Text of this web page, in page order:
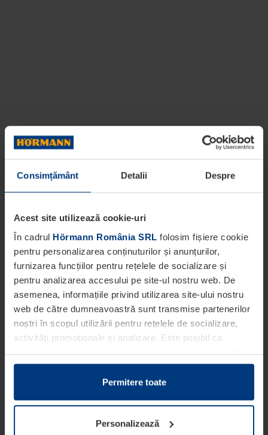
Consimțământ Detalii Despre
Acest site utilizează cookie-uri
În cadrul Hörmann România SRL folosim fișiere cookie
pentru personalizarea conținuturilor și anunțurilor,
furnizarea funcțiilor pentru rețelele de socializare și
pentru analizarea accesului pe site-ul nostru web. De
asemenea, informațiile privind utilizarea site-ului nostru
web de către dumneavoastră sunt transmise partenerilor
noștri în scopul utilizării pentru rețelele de socializare,
activități promoționale și analizare. Este posibil ca
partenerii noștri să sintetizeze aceste informații cu alte
date pe care dumneavoastră le-ați pus la dispoziția
acestora ori care au fost colectate în cadrul utilizării
Din punct de vedere legal, putem stoca fișiere cookie pe
dispozitivul dumneavoastră în cazul în care acestea sunt
Permitere toate
Personalizează